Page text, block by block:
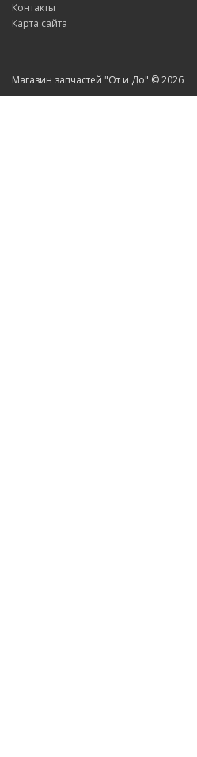
Контакты
Карта сайта
Магазин запчастей "От и До" © 2026